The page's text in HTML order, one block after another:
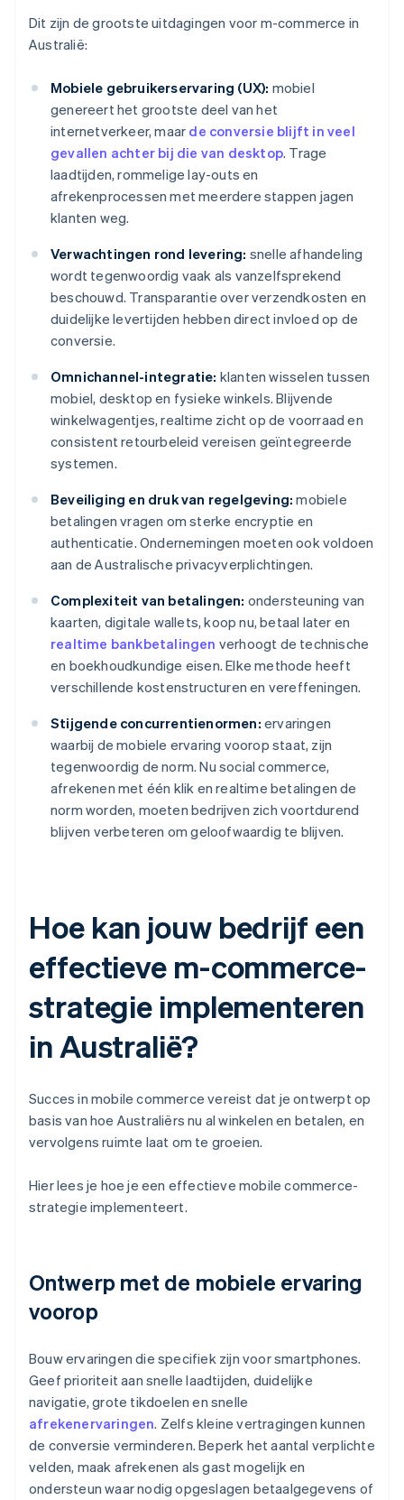
Dit zijn de grootste uitdagingen voor m-commerce in
Australië:
Mobiele gebruikerservaring (UX): mobiel
genereert het grootste deel van het
internetverkeer, maar de conversie blijft in veel
gevallen achter bij die van desktop. Trage
laadtijden, rommelige lay-outs en
afrekenprocessen met meerdere stappen jagen
klanten weg.
Verwachtingen rond levering: snelle afhandeling
wordt tegenwoordig vaak als vanzelfsprekend
beschouwd. Transparantie over verzendkosten en
duidelijke levertijden hebben direct invloed op de
conversie.
Omnichannel-integratie: klanten wisselen tussen
mobiel, desktop en fysieke winkels. Blijvende
winkelwagentjes, realtime zicht op de voorraad en
consistent retourbeleid vereisen geïntegreerde
systemen.
Beveiliging en druk van regelgeving: mobiele
betalingen vragen om sterke encryptie en
authenticatie. Ondernemingen moeten ook voldoen
aan de Australische privacyverplichtingen.
Complexiteit van betalingen: ondersteuning van
kaarten, digitale wallets, koop nu, betaal later en
realtime bankbetalingen verhoogt de technische
en boekhoudkundige eisen. Elke methode heeft
verschillende kostenstructuren en vereffeningen.
Stijgende concurrentienormen: ervaringen
waarbij de mobiele ervaring voorop staat, zijn
tegenwoordig de norm. Nu social commerce,
afrekenen met één klik en realtime betalingen de
norm worden, moeten bedrijven zich voortdurend
blijven verbeteren om geloofwaardig te blijven.
Hoe kan jouw bedrijf een
effectieve m-commerce-
strategie implementeren
in Australië?
Succes in mobile commerce vereist dat je ontwerpt op
basis van hoe Australiërs nu al winkelen en betalen, en
vervolgens ruimte laat om te groeien.
Hier lees je hoe je een effectieve mobile commerce-
strategie implementeert.
Ontwerp met de mobiele ervaring
voorop
Bouw ervaringen die specifiek zijn voor smartphones.
Geef prioriteit aan snelle laadtijden, duidelijke
navigatie, grote tikdoelen en snelle
afrekenervaringen. Zelfs kleine vertragingen kunnen
de conversie verminderen. Beperk het aantal verplichte
velden, maak afrekenen als gast mogelijk en
ondersteun waar nodig opgeslagen betaalgegevens of